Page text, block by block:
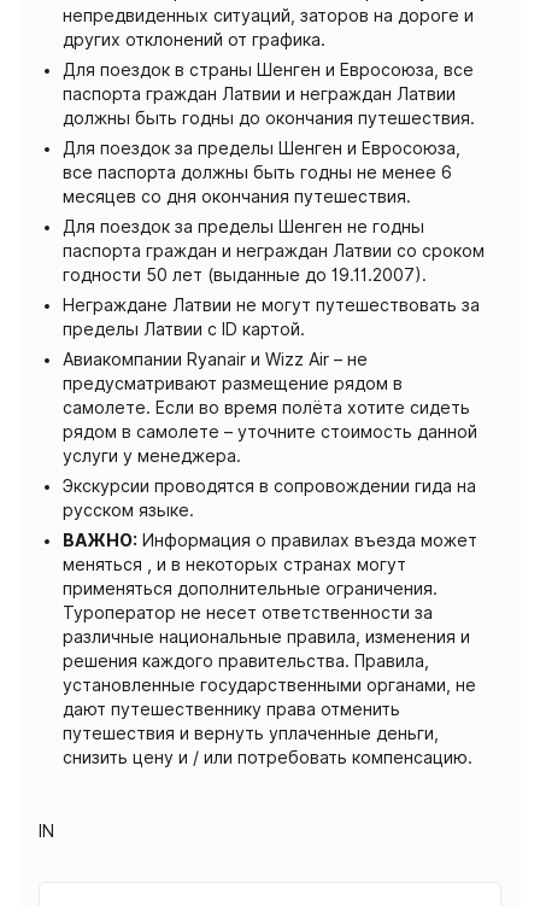
непредвиденных ситуаций, заторов на дороге и
других отклонений от графика.
Для поездок в страны Шенген и Евросоюза, все
паспорта граждан Латвии и неграждан Латвии
должны быть годны до окончания путешествия.
Для поездок за пределы Шенген и Евросоюза,
все паспорта должны быть годны не менее 6
месяцев со дня окончания путешествия.
Для поездок за пределы Шенген не годны
паспорта граждан и неграждан Латвии со сроком
годности 50 лет (выданные до 19.11.2007).
Неграждане Латвии не могут путешествовать за
пределы Латвии с ID картой.
Авиакомпании Ryanair и Wizz Air – не
предусматривают размещение рядом в
самолете. Если во время полёта хотите сидеть
рядом в самолете – уточните стоимость данной
услуги у менеджера.
Экскурсии проводятся в сопровождении гида на
русском языке.
ВАЖНО: Информация о правилах въезда может
меняться , и в некоторых странах могут
применяться дополнительные ограничения.
Туроператор не несет ответственности за
различные национальные правила, изменения и
решения каждого правительства. Правила,
установленные государственными органами, не
дают путешественнику права отменить
путешествия и вернуть уплаченные деньги,
снизить цену и / или потребовать компенсацию.
IN